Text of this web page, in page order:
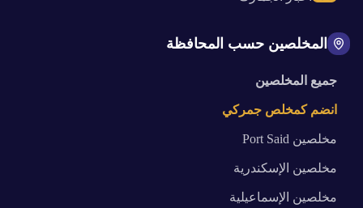
المخلصين حسب المحافظة
جميع المخلصين
انضم كمخلص جمركي
مخلصين Port Said
مخلصين الإسكندرية
مخلصين الإسماعيلية